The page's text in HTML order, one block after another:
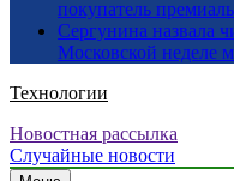
покупатель
Сергунина назвала
Московской неделе
Технологии
Новостная рассылка
Случайные новости